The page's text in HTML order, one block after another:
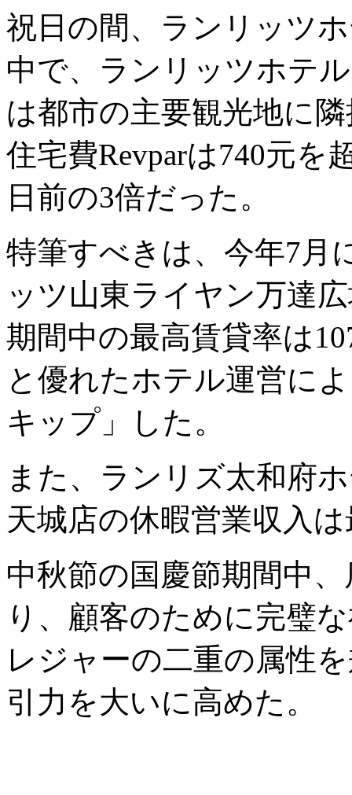
祝日の間、ランリッツ
中で、ランリッツホテ
は都市の主要観光地に
住宅費Revparは740元を
日前の3倍だった。
特筆すべきは、今年7月
ッツ山東ライヤン万達
期間中の最高賃貸率は
と優れたホテル運営に
キップ」した。
また、ランリズ太和府
天城店の休暇営業収入
中秋節の国慶節期間中
り、顧客のために完璧
レジャーの二重の属性
引力を大いに高めた。